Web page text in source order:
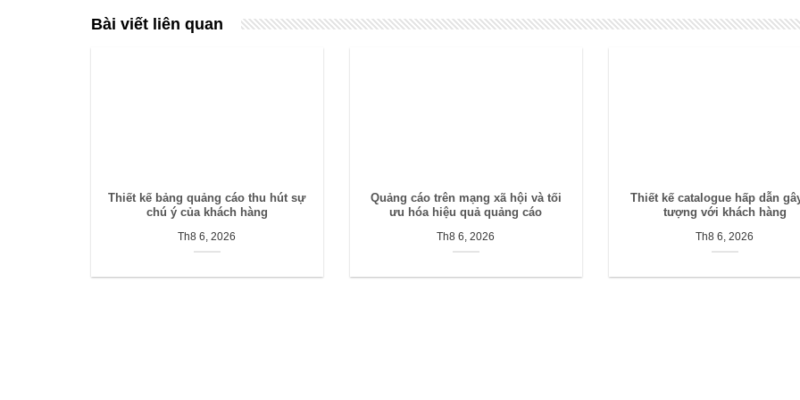
Bài viết liên quan
Thiết kế bảng quảng cáo thu hút sự
chú ý của khách hàng
Th8 6, 2026
Quảng cáo trên mạng xã hội và tối
ưu hóa hiệu quả quảng cáo
Th8 6, 2026
Thiết kế catalogue hấp dẫn
tượng với khách hàng
Th8 6, 2026